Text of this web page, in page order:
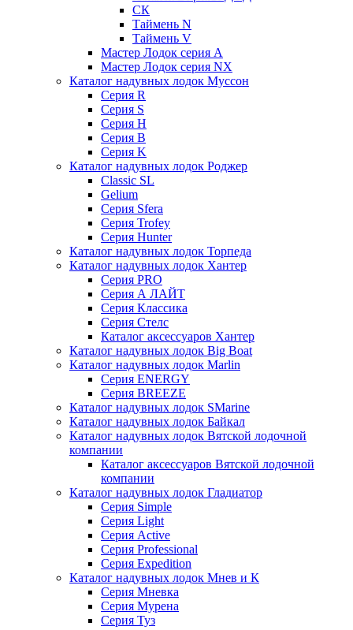
СК
Таймень N
Таймень V
Мастер Лодок серия А
Мастер Лодок серия NX
Каталог надувных лодок Муссон
Серия R
Серия S
Серия H
Серия B
Серия K
Каталог надувных лодок Роджер
Classic SL
Gelium
Серия Sfera
Серия Trofey
Серия Hunter
Каталог надувных лодок Торпеда
Каталог надувных лодок Хантер
Серия PRO
Серия А ЛАЙТ
Серия Классика
Серия Стелс
Каталог аксессуаров Хантер
Каталог надувных лодок Big Boat
Каталог надувных лодок Marlin
Серия ENERGY
Серия BREEZE
Каталог надувных лодок SMarine
Каталог надувных лодок Байкал
Каталог надувных лодок Вятской лодочной
компании
Каталог аксессуаров Вятской лодочной
компании
Каталог надувных лодок Гладиатор
Серия Simple
Серия Light
Серия Active
Серия Professional
Серия Expedition
Каталог надувных лодок Мнев и К
Серия Мневка
Серия Мурена
Серия Туз